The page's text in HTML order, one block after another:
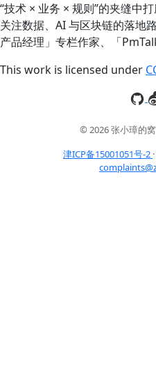
“技术 × 业务 × 规则”的夹缝中
关注数据、AI 与区块链的落地
产品经理」专栏作家、「
This work is licensed under
© 2026 张小璋的窝
津ICP备15001051号-2